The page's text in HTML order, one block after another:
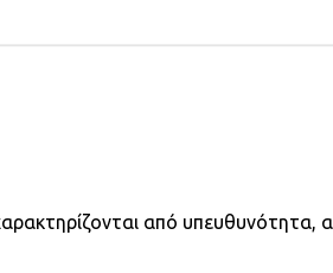
από υπευθυνότητα,